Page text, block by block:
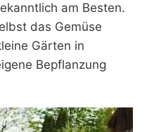
am Besten.
das Gemüse
Gärten in
Bepflanzung